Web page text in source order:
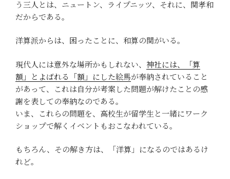
う三人とは、ニュートン、ライプニッツ、それに、関孝和
だからである。
洋算派からは、困ったことに、和算の関がいる。
現代人には意外な場所かもしれない、 神社には、「算
額」とよばれる「額」にした絵馬が奉納されていること
があって、これは自分が考案した問題が解けたことの感
謝を表しての奉納なのである。
いま、これらの問題を、高校生が留学生と一緒にワーク
ショップで解くイベントもおこなわれている。
もちろん、その解き方は、「洋算」になるのではあるけ
れど。